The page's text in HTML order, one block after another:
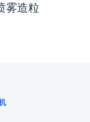
喷雾干